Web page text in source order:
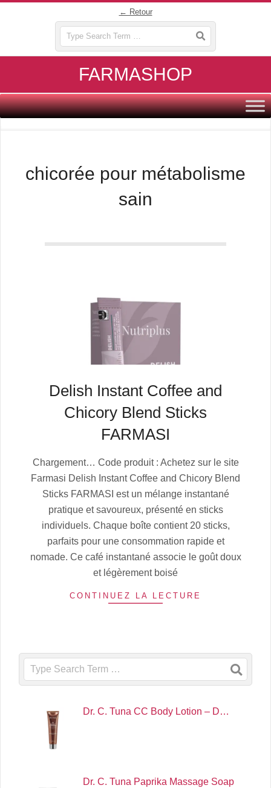
← Retour
FARMASHOP
Primary
Navigation
chicorée pour métabolisme
sain
Delish Instant Coffee and
Chicory Blend Sticks
FARMASI
07-
05
Chargement… Code produit : Achetez sur le site
Farmasi Delish Instant Coffee and Chicory Blend
Sticks FARMASI est un mélange instantané
pratique et savoureux, présenté en sticks
individuels. Chaque boîte contient 20 sticks,
parfaits pour une consommation rapide et
nomade. Ce café instantané associe le goût doux
et légèrement boisé
CONTINUEZ LA LECTURE
Search
Dr. C. Tuna CC Body Lotion – D…
Dr. C. Tuna Paprika Massage Soap